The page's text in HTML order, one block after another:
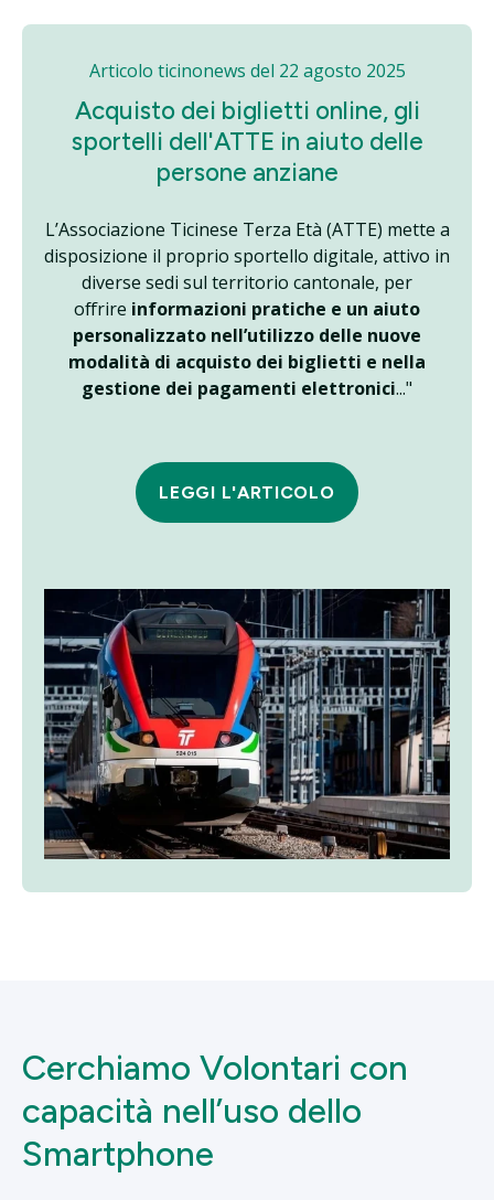
Articolo ticinonews del 22 agosto 2025
Acquisto dei biglietti online, gli
sportelli dell'ATTE in aiuto delle
persone anziane
L’Associazione Ticinese Terza Età (ATTE) mette a
disposizione il proprio sportello digitale, attivo in
diverse sedi sul territorio cantonale, per
offrire informazioni pratiche e un aiuto
personalizzato nell’utilizzo delle nuove
modalità di acquisto dei biglietti e nella
gestione dei pagamenti elettronici..."
LEGGI L'ARTICOLO
Cerchiamo Volontari con
capacità nell’uso dello
Smartphone